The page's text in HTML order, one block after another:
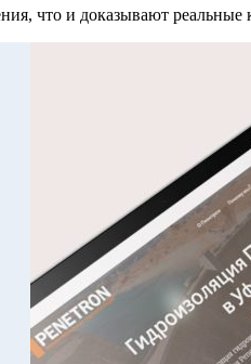
что и доказывают реальные